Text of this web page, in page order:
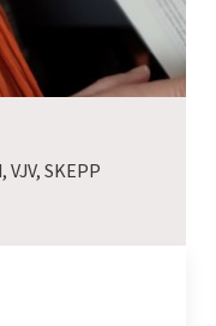
SKEPP